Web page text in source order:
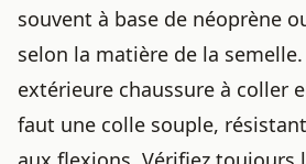
souvent à base de néoprène
selon la matière de la
extérieure chaussure à coller
faut une colle souple,